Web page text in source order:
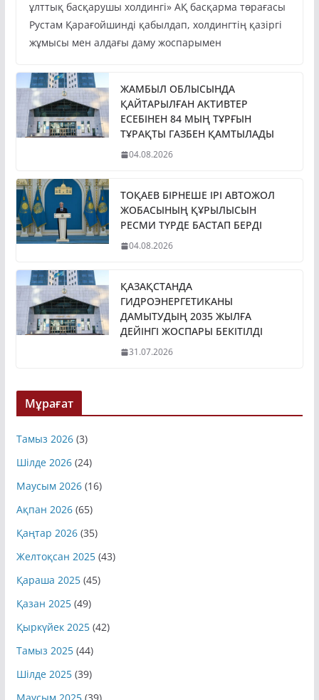
ұлттық басқарушы холдингі» АҚ басқарма төрағасы
Рустам Қарағойшинді қабылдап, холдингтің қазіргі
жұмысы мен алдағы даму жоспарымен
ЖАМБЫЛ ОБЛЫСЫНДА
ҚАЙТАРЫЛҒАН АКТИВТЕР
ЕСЕБІНЕН 84 МЫҢ ТҰРҒЫН
ТҰРАҚТЫ ГАЗБЕН ҚАМТЫЛАДЫ
04.08.2026
ТОҚАЕВ БІРНЕШЕ ІРІ АВТОЖОЛ
ЖОБАСЫНЫҢ ҚҰРЫЛЫСЫН
РЕСМИ ТҮРДЕ БАСТАП БЕРДІ
04.08.2026
ҚАЗАҚСТАНДА
ГИДРОЭНЕРГЕТИКАНЫ
ДАМЫТУДЫҢ 2035 ЖЫЛҒА
ДЕЙІНГІ ЖОСПАРЫ БЕКІТІЛДІ
31.07.2026
Мұрағат
Тамыз 2026(3)
Шілде 2026(24)
Маусым 2026(16)
Ақпан 2026(65)
Қаңтар 2026(35)
Желтоқсан 2025(43)
Қараша 2025(45)
Қазан 2025(49)
Қыркүйек 2025(42)
Тамыз 2025(44)
Шілде 2025(39)